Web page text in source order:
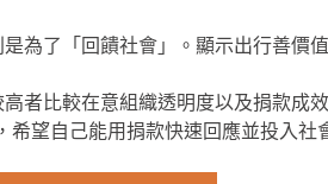
為了「回饋社會」。顯示出行善價
者比較在意組織透明度以及捐款成
希望自己能用捐款快速回應並投入社